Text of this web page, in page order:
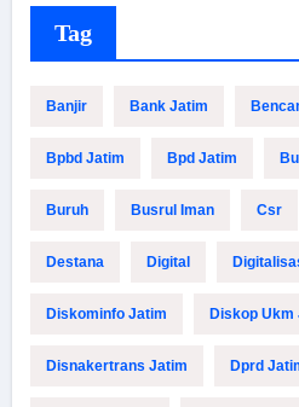
Tag
Banjir Bank Jatim
Bpbd Jatim Bpd Jatim
Buruh Busrul Iman Csr
Destana Digital
Diskominfo Jatim Diskop Ukm
Disnakertrans Jatim Dprd